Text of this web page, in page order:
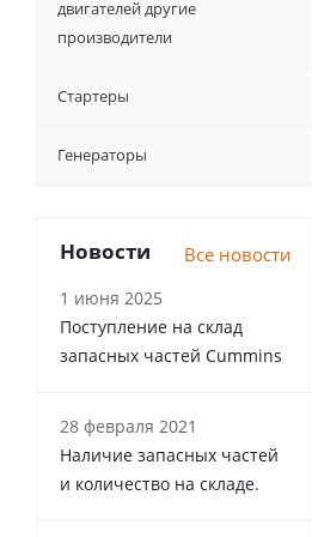
двигателей другие
производители
Стартеры
Генераторы
Новости Все новости
1 июня 2025
Поступление на склад
запасных частей Cummins
28 февраля 2021
Наличие запасных частей
и количество на складе.